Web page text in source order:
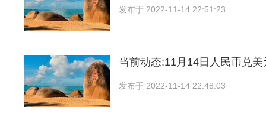
发布于 2022-11-14 22:51:23
当前动态:11月14日人民币兑
发布于 2022-11-14 22:48:03